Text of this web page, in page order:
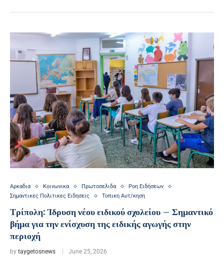
Αρκαδια Κοινωνικα Πρωτοσελιδα
Ροη Ειδήσεων
Σημαντικες Πολιτικες Ειδησεις
Τοπικη Αυτ/κηση
Τρίπολη: Ίδρυση νέου ειδικού σχολείου – Σημαντικό
βήμα για την ενίσχυση της ειδικής αγωγής στην
περιοχή
by taygetosnews June 25, 2026